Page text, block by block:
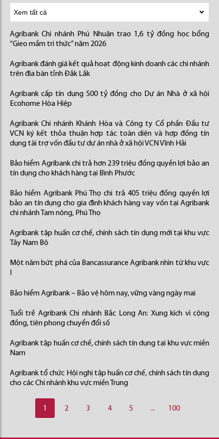
Agribank Chi nhánh Phú Nhuận trao 1,6 tỷ đồng học bổng
“Gieo mầm tri thức” năm 2026
Agribank đánh giá kết quả hoạt động kinh doanh các chi nhánh
trên địa bàn tỉnh Đắk Lắk
Agribank cấp tín dụng 500 tỷ đồng cho Dự án Nhà ở xã hội
Ecohome Hòa Hiệp
Agribank Chi nhánh Khánh Hòa và Công ty Cổ phần Đầu tư
VCN ký kết thỏa thuận hợp tác toàn diện và hợp đồng tín
dụng tài trợ vốn đầu tư dự án nhà ở xã hội VCN Vĩnh Hải
Bảo hiểm Agribank chi trả hơn 239 triệu đồng quyền lợi bảo an
tín dụng cho khách hàng tại Bình Phước
Bảo hiểm Agribank Phú Thọ chi trả 405 triệu đồng quyền lợi
bảo an tín dụng cho gia đình khách hàng vay vốn tại Agribank
chi nhánh Tam nông, Phú Thọ
Agribank tập huấn cơ chế, chính sách tín dụng mới tại khu vực
Tây Nam Bộ
Một năm bứt phá của Bancassurance Agribank nhìn từ khu vực
Bảo hiểm Agribank – Bảo vệ hôm nay, vững vàng ngày mai
Tuổi trẻ Agribank Chi nhánh Bắc Long An: Xung kích vì cộng
đồng, tiên phong chuyển đổi số
Agribank tập huấn cơ chế, chính sách tín dụng tại khu vực miền
Nam
Agribank tổ chức Hội nghị tập huấn cơ chế, chính sách tín dụng
cho các Chi nhánh khu vực miền Trung
1 2 3 4 5 ... 100